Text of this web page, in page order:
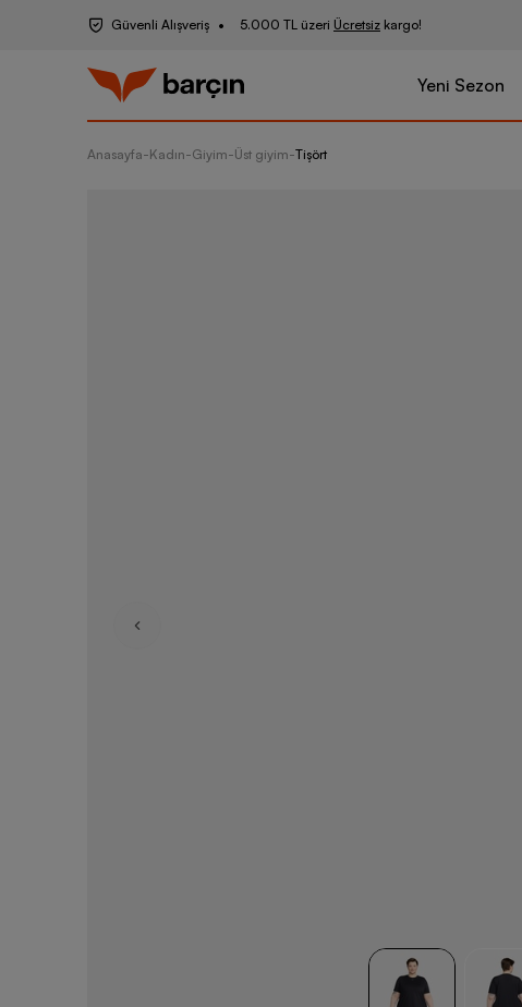
Güvenli Alışveriş 5.000 TL üzeri Ücretsiz kargo!
Yeni Sezon
Anasayfa-Kadın-Giyim-Üst giyim-Tişört